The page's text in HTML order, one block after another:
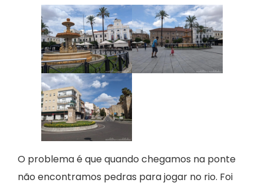
O problema é que quando chegamos na ponte
não encontramos pedras para jogar no rio. Foi